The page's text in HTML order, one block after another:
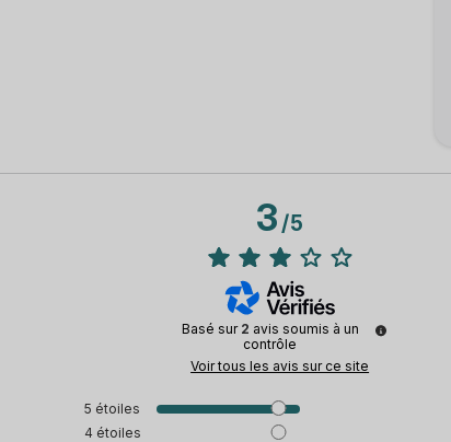
3/5
Basé sur 2 avis soumis à un
contrôle
Voir tous les avis sur ce site
5 étoiles
4 étoiles